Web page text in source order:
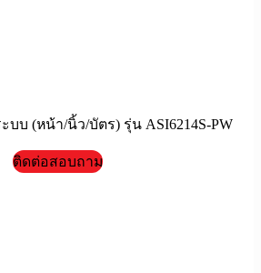
บบ (หน้า/นิ้ว/บัตร) รุ่น ASI6214S-PW
ติดต่อสอบถาม